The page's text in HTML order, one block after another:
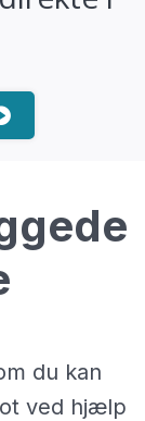
du kan
ved hjælp